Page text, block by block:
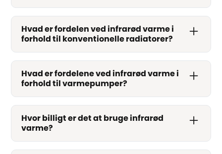
Hvad er fordelen ved infrarød varme i
forhold til konventionelle radiatorer?
Hvad er fordelene ved infrarød varme i
forhold til varmepumper?
Hvor billigt er det at bruge infrarød
varme?